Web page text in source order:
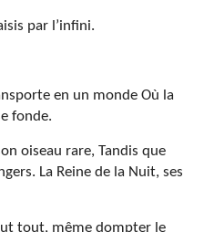
par l’infini.
en un monde Où la
fonde.
oiseau rare, Tandis que
La Reine de la Nuit, ses
tout, même dompter le